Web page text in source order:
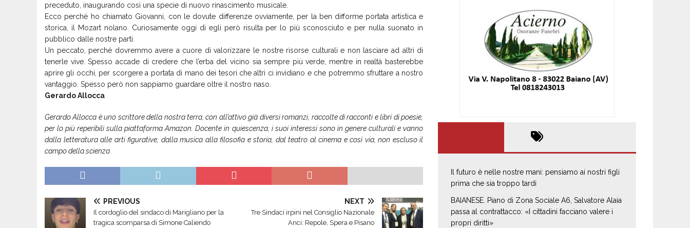
preceduto, inaugurando così una specie di nuovo rinascimento musicale.
Ecco perché ho chiamato Giovanni, con le dovute differenze ovviamente, per la ben difforme portata artistica e
storica, il Mozart nolano. Curiosamente oggi dì egli però risulta per lo più sconosciuto e per nulla suonato in
pubblico dalle nostre parti.
Un peccato, perché dovremmo avere a cuore di valorizzare le nostre risorse culturali e non lasciare ad altri di
tenerle vive. Spesso accade di credere che l’erba del vicino sia sempre più verde, mentre in realtà basterebbe
aprire gli occhi, per scorgere a portata di mano dei tesori che altri ci invidiano e che potremmo sfruttare a nostro
vantaggio. Spesso però non sappiamo guardare oltre il nostro naso.
Gerardo Allocca
Gerardo Allocca è uno scrittore della nostra terra, con all’attivo già diversi romanzi, raccolte di racconti e libri di poesie,
per lo più reperibili sulla piattaforma Amazon. Docente in quiescenza, i suoi interessi sono in genere culturali e vanno
dalla letteratura alle arti figurative, dalla musica alla filosofia e storia, dal teatro al cinema e così via, non escluso il
campo della scienza
PREVIOUS
Il cordoglio del sindaco di Marigliano per la
tragica scomparsa di Simone Caliendo
NEXT
Tre Sindaci irpini nel Consiglio Nazionale
Anci: Repole, Spera e Pisano
Il futuro è nelle nostre mani: pensiamo ai nostri figli
prima che sia troppo tardi
BAIANESE. Piano di Zona Sociale A6, Salvatore Alaia
passa al contrattacco: «I cittadini facciano valere i
propri diritti»